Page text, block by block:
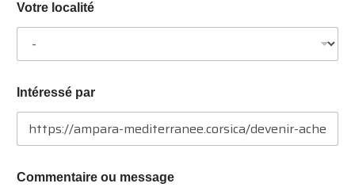
Votre localité
Intéressé par
Commentaire ou message